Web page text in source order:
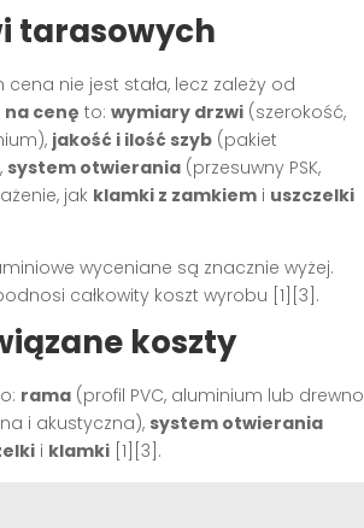
tarasowych
nie jest stała, lecz zależy od
na cenę to: wymiary drzwi (szerokość,
jakość i ilość szyb (pakiet
system otwierania (przesuwny PSK,
jak klamki z zamkiem i uszczelki
wyceniane są znacznie wyżej.
całkowity koszt wyrobu [1][3] .
koszty
rama (profil PVC, aluminium lub drewno
i akustyczna), system otwierania
i klamki [1][3] .